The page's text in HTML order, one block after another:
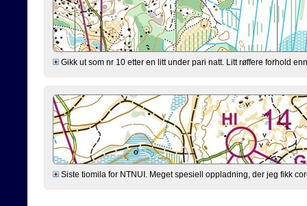
Gikk ut som nr 10 etter en litt under pari natt. Litt røffere forhold
Siste tiomila for NTNUI. Meget spesiell oppladning, der jeg fikk